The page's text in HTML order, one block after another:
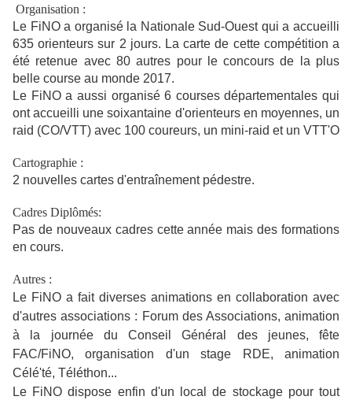
Organisation :
Le FiNO a organisé la Nationale Sud-Ouest qui a accueilli
635 orienteurs sur 2 jours. La carte de cette compétition a
été retenue avec 80 autres pour le concours de la plus
belle course au monde 2017.
Le FiNO a aussi organisé 6 courses départementales qui
ont accueilli une soixantaine d'orienteurs en moyennes, un
raid (CO/VTT) avec 100 coureurs, un mini-raid et un VTT'O
Cartographie :
2 nouvelles cartes d'entraînement pédestre.
Cadres Diplômés:
Pas de nouveaux cadres cette année mais des formations
en cours.
Autres :
Le FiNO a fait diverses animations en collaboration avec
d'autres associations : Forum des Associations, animation
à la journée du Conseil Général des jeunes, fête
FAC/FiNO, organisation d'un stage RDE, animation
Célé'té, Téléthon...
Le FiNO dispose enfin d'un local de stockage pour tout